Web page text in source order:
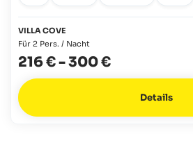
VILLA COVE
Für 2 Pers. / Nacht
216 €-300 €
Details